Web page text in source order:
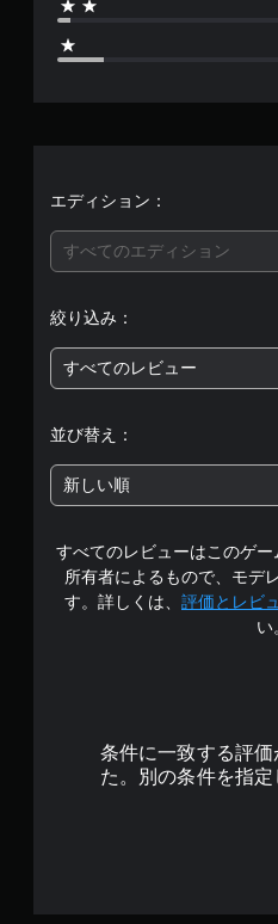
エディション：
すべてのエディション
絞り込み：
すべてのレビュー
並び替え：
新しい順
すべてのレビューはこのゲ
所有者によるもので、モデ
す。詳しくは、 評価とレビ
い
条件に一致する評
た。別の条件を指定